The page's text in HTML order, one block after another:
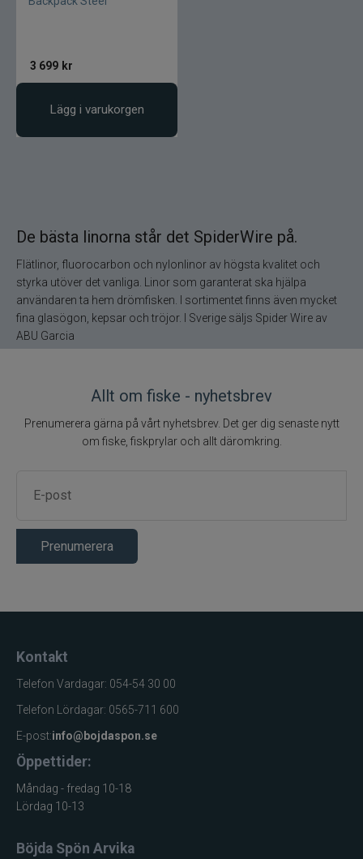
Gäddgapet
Daiwa
Guideline
Gulp
Hurricane
Ismo
Jarvis Marine
Kamasan
3 699 kr
Lägg i varukorgen
De bästa linorna står det SpiderWire på.
Flätlinor, fluorocarbon och nylonlinor av högsta kvalitet och
styrka utöver det vanliga. Linor som garanterat ska hjälpa
användaren ta hem drömfisken. I sortimentet finns även mycket
fina glasögon, kepsar och tröjor. I Sverige säljs Spider Wire av
ABU Garcia
Allt om fiske - nyhetsbrev
Prenumerera gärna på vårt nyhetsbrev. Det ger dig senaste nytt
om fiske, fiskprylar och allt däromkring.
Prenumerera
Kontakt
Telefon Vardagar: 054-54 30 00
Telefon Lördagar: 0565-711 600
E-post:info@bojdaspon.se
Öppettider:
Måndag - fredag 10-18
Lördag 10-13
Böjda Spön Arvika